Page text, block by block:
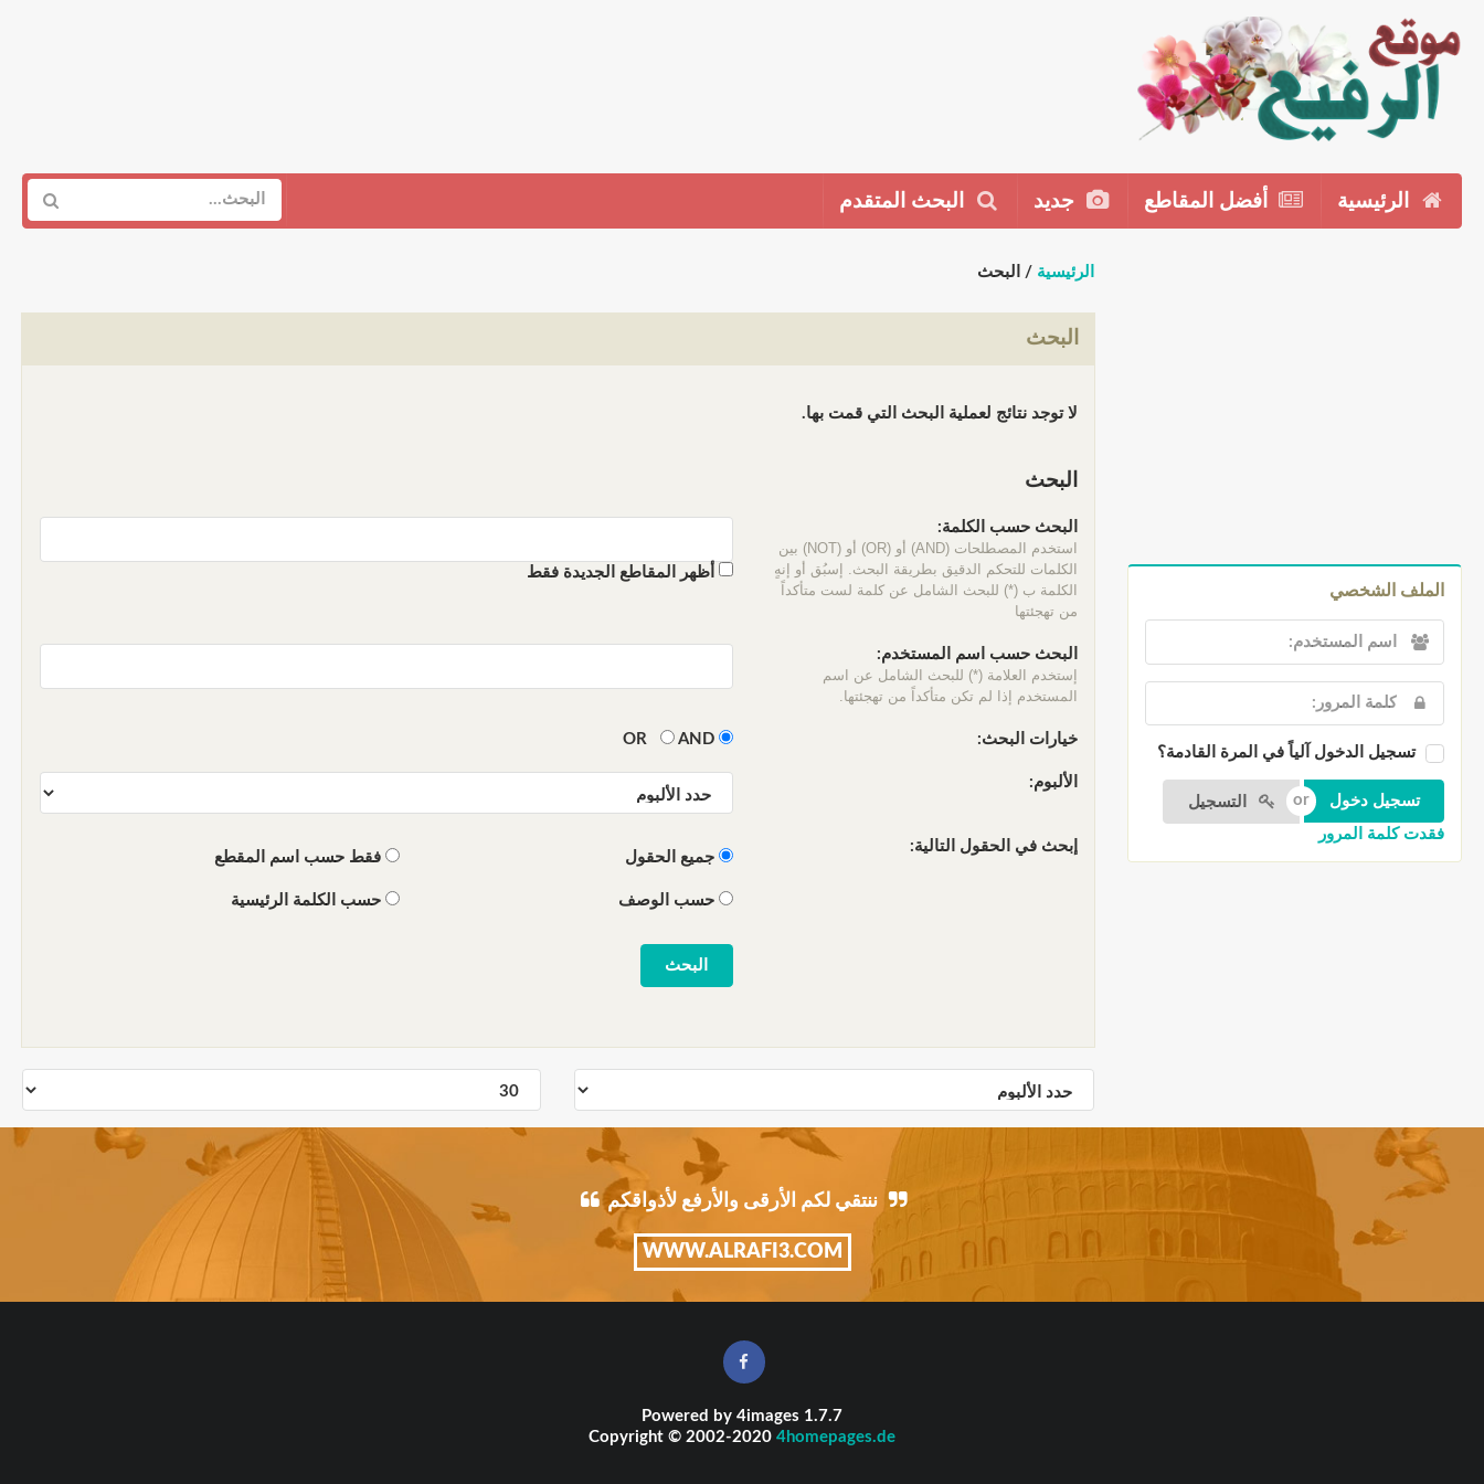
الرئيسية أفضل المقاطع جديد البحث المتقدم
الملف الشخصي
تسجيل الدخول آلياً في المرة القادمة؟
التسجيل
فقدت كلمة المرور
الرئيسية / البحث
البحث
لا توجد نتائج لعملية البحث التي قمت بها.
البحث
البحث حسب الكلمة:
استخدم المصطلحات (AND) أو (OR) أو (NOT) بين
الكلمات للتحكم الدقيق بطريقة البحث. إسبُق أو إنهٍ
الكلمة ب (*) للبحث الشامل عن كلمة لست متأكداً
من تهجئتها
أظهر المقاطع الجديدة فقط
البحث حسب اسم المستخدم:
إستخدم العلامة (*) للبحث الشامل عن اسم
المستخدم إذا لم تكن متأكداً من تهجئتها.
خيارات البحث: OR
AND
الألبوم:
إبحث في الحقول التالية:
جميع الحقول فقط حسب اسم المقطع
حسب الوصف حسب الكلمة الرئيسية
ننتقي لكم الأرقى والأرفع لأذواقكم
WWW.ALRAFI3.COM
Powered by 4images 1.7.7
Copyright © 2002-2020 4homepages.de